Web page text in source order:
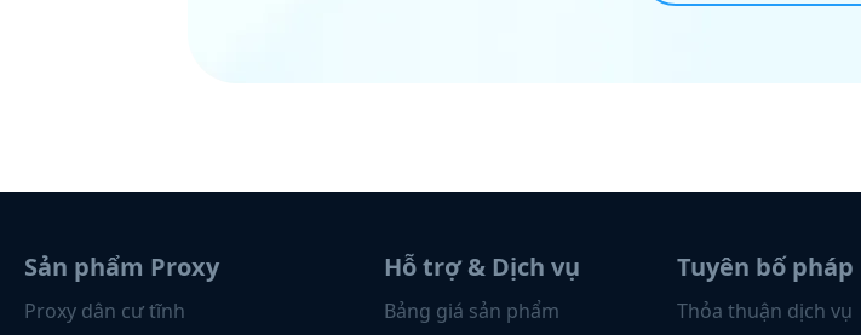
Sản phẩm Proxy
Proxy dân cư tĩnh
Hỗ trợ & Dịch vụ
Bảng giá sản phẩm
Tuyên bố pháp
Thỏa thuận dịch vụ